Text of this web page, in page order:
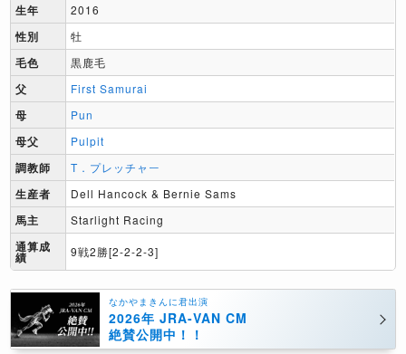
生年 2016
性別 牡
毛色 黒鹿毛
父 First Samurai
母 Pun
母父 Pulpit
調教師 T．プレッチャー
生産者 Dell Hancock & Bernie Sams
馬主 Starlight Racing
通算成
績 9戦2勝[2-2-2-3]
なかやまきんに君出演
2026年 JRA-VAN CM
絶賛公開中！！